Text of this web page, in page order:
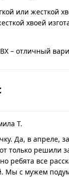
или жесткой
хвоей
– отличный
Т.
Да, в апреле,
только решили
ребята все
Мы с мужем